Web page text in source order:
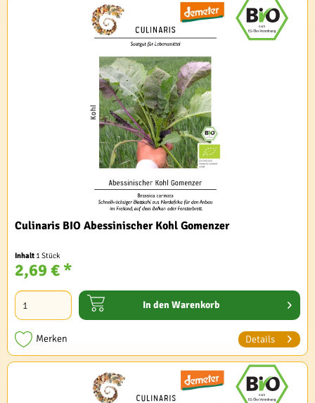
Culinaris BIO Abessinischer Kohl Gomenzer
Inhalt 1 Stück
2,69 € *
In den Warenkorb
Merken Details